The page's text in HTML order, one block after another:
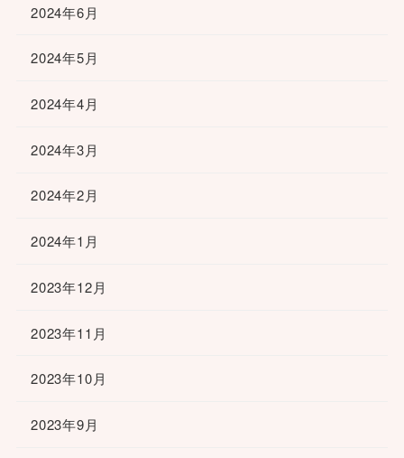
2024年6月
2024年5月
2024年4月
2024年3月
2024年2月
2024年1月
2023年12月
2023年11月
2023年10月
2023年9月